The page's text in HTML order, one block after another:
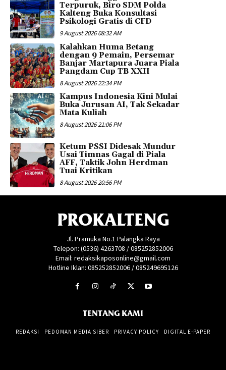
Terpuruk, Biro SDM Polda
Kalteng Buka Konsultasi
Psikologi Gratis di CFD
9 August 2026 08:32 AM
Kalahkan Huma Betang
dengan 9 Pemain, Persemar
Banjar Martapura Juara Piala
Pangdam Cup TB XXII
8 August 2026 22:34 PM
Kampus Indonesia Kini Mulai
Buka Jurusan AI, Tak Sekadar
Mata Kuliah
8 August 2026 21:06 PM
Ketum PSSI Didesak Mundur
Usai Timnas Gagal di Piala
AFF, Taktik John Herdman
Tuai Kritikan
8 August 2026 20:56 PM
PROKALTENG
Jl. Pramuka No.1 Palangka Raya
Telepon: (0536) 4263708 / 085252852006
Email: redaksikaposonline@gmail.com
Hotline Iklan: 085252852006 / 085249695126
TENTANG KAMI
REDAKSI PEDOMAN MEDIA SIBER PRIVACY POLICY DIGITAL E-PAPER